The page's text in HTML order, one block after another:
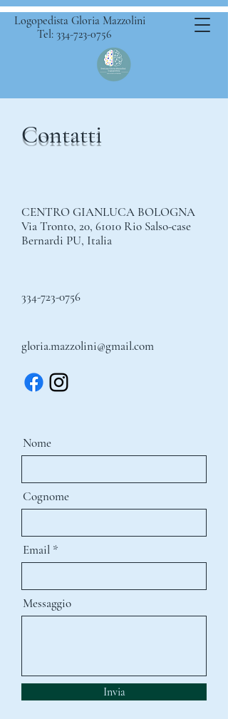
Logopedista Gloria Mazzolini
Tel: 334-723-0756
Contatti
CENTRO GIANLUCA BOLOGNA
Via Tronto, 20, 61010 Rio Salso-case
Bernardi PU, Italia
334-723-0756
gloria.mazzolini@gmail.com
Nome
Cognome
Email
Messaggio
Invia